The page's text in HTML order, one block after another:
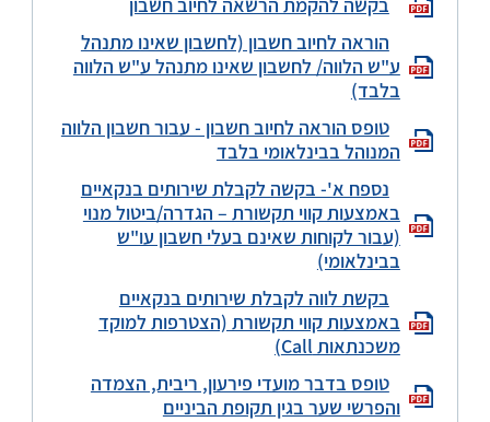
בקשה להקמת הרשאה לחיוב חשבון
הוראה לחיוב חשבון (לחשבון שאינו מתנהל
ע"ש הלווה/ לחשבון שאינו מתנהל ע"ש הלווה
בלבד)
טופס הוראה לחיוב חשבון - עבור חשבון הלווה
המנוהל בבינלאומי בלבד
נספח א'- בקשה לקבלת שירותים בנקאיים
באמצעות קווי תקשורת – הגדרה/ביטול מנוי
(עבור לקוחות שאינם בעלי חשבון עו"ש
בבינלאומי)
בקשת לווה לקבלת שירותים בנקאיים
באמצעות קווי תקשורת (הצטרפות למוקד
משכנתאות Call)
טופס בדבר מועדי פירעון, ריבית, הצמדה
והפרשי שער בגין תקופת הביניים